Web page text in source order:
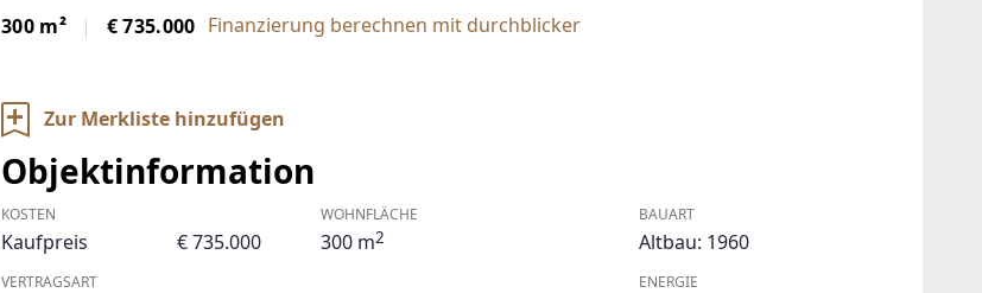
300 m² € 735.000 Finanzierung berechnen mit durchblicker
Zur Merkliste hinzufügen
Objektinformation
KOSTEN
Kaufpreis € 735.000
VERTRAGSART
WOHNFLÄCHE
300 m2
BAUART
Altbau: 1960
ENERGIE